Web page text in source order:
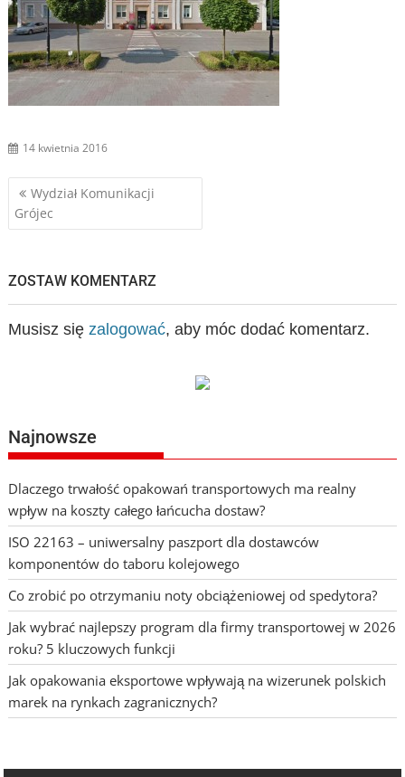
14 kwietnia 2016
Nawigacja
wpisu
Wydział Komunikacji
Grójec
ZOSTAW KOMENTARZ
Musisz się zalogować, aby móc dodać komentarz.
Najnowsze
Dlaczego trwałość opakowań transportowych ma realny
wpływ na koszty całego łańcucha dostaw?
ISO 22163 – uniwersalny paszport dla dostawców
komponentów do taboru kolejowego
Co zrobić po otrzymaniu noty obciążeniowej od spedytora?
Jak wybrać najlepszy program dla firmy transportowej w 2026
roku? 5 kluczowych funkcji
Jak opakowania eksportowe wpływają na wizerunek polskich
marek na rynkach zagranicznych?